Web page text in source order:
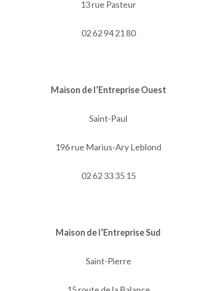
13 rue Pasteur
02 62 94 21 80
Maison de l’Entreprise Ouest
Saint-Paul
196 rue Marius-Ary Leblond
02 62 33 35 15
Maison de l’Entreprise Sud
Saint-Pierre